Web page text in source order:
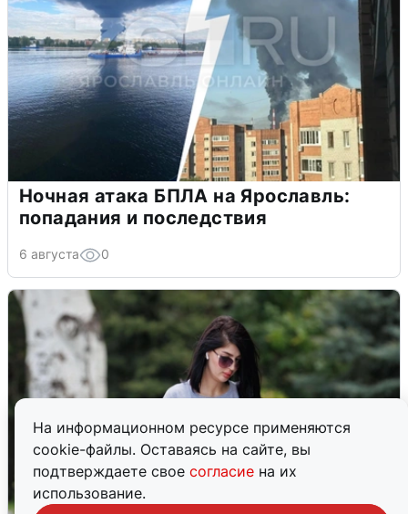
На информационном ресурсе применяются
cookie-файлы. Оставаясь на сайте, вы
подтверждаете свое согласие на их
использование.
Ночная атака БПЛА на Ярославль:
попадания и последствия
6 августа 0